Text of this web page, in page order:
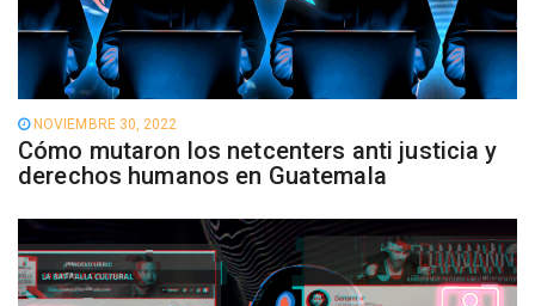
NOVIEMBRE 30, 2022
Cómo mutaron los netcenters anti justicia y
derechos humanos en Guatemala